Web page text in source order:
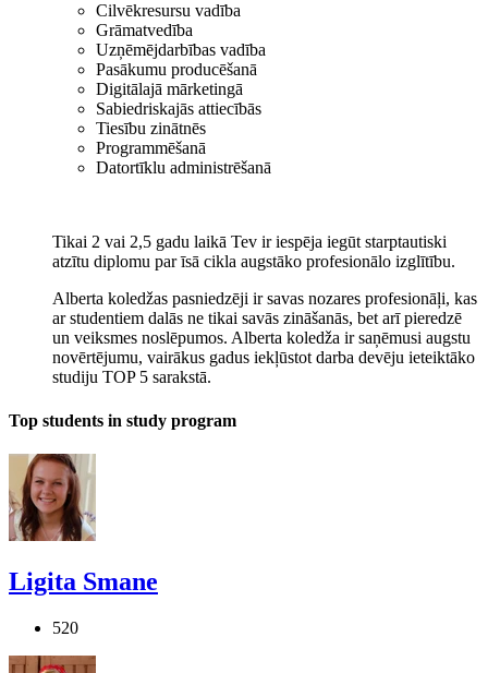
Cilvēkresursu vadība
Grāmatvedība
Uzņēmējdarbības vadība
Pasākumu producēšanā
Digitālajā mārketingā
Sabiedriskajās attiecībās
Tiesību zinātnēs
Programmēšanā
Datortīklu administrēšanā
Tikai 2 vai 2,5 gadu laikā Tev ir iespēja iegūt starptautiski
atzītu diplomu par īsā cikla augstāko profesionālo izglītību.
Alberta koledžas pasniedzēji ir savas nozares profesionāļi, kas
ar studentiem dalās ne tikai savās zināšanās, bet arī pieredzē
un veiksmes noslēpumos. Alberta koledža ir saņēmusi augstu
novērtējumu, vairākus gadus iekļūstot darba devēju ieteiktāko
studiju TOP 5 sarakstā.
Top students in study program
Ligita Smane
520